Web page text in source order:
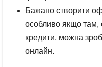
Бажано створити
особливо якщо там,
кредити, можна
онлайн.